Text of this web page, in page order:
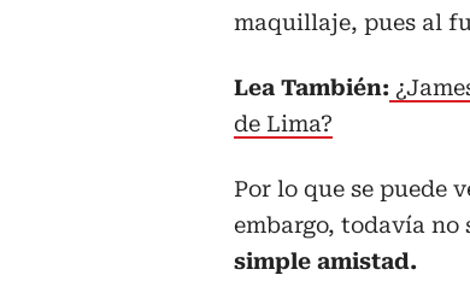
maquillaje, pues al
Lea También:
de Lima?
Por lo que se puede
embargo, todavía no
simple amistad.